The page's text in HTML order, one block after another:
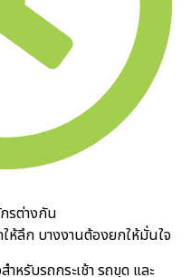
รต่างกัน
ห้ลึก บางงานต้องยกให้มั่นใจ
รับรถกระเช้า รถขุด และ